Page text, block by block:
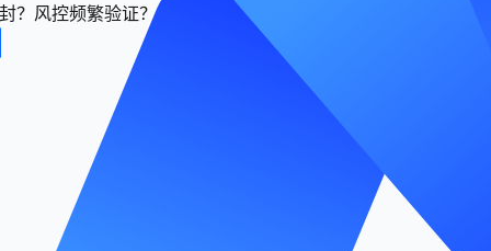
？风控频繁验证？用 Maslogin 指纹浏览器，轻松实现多账